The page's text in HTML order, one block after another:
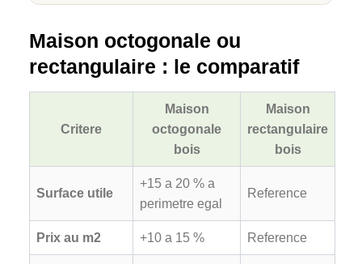
Maison octogonale ou
rectangulaire : le comparatif
Critere
Maison
octogonale
bois
Maison
rectangulaire
bois
Surface utile
+15 a 20 % a
perimetre egal
Reference
Prix au m2 +10 a 15 % Reference